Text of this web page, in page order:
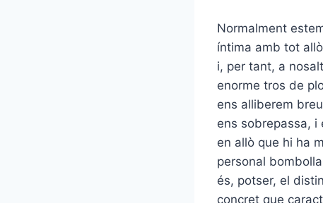
Normalment
íntima amb tot
i, per tant, a
enorme tros de
ens alliberem
ens sobrepassa, i
en allò que hi ha
personal
és, potser, el
concret que